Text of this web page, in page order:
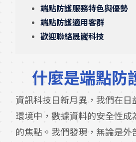
端點防護服務特色與優勢
端點防護適用客群
歡迎聯絡晟崴科技
什麼是端點防
資訊科技日新月異，我們在日
環境中，數據資料的安全性成
的焦點。我們發現，無論是外